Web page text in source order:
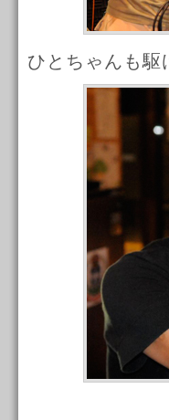
ひとちゃんも駆